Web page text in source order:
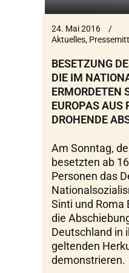
24. Mai 2016
Aktuelles,
BESETZUNG
DIE IM
ERMORDETEN
EUROPAS AUS
DROHENDE
Am Sonntag,
besetzten ab
Personen das
Sinti und Roma
die
Deutschland in
geltenden
demonstrieren.